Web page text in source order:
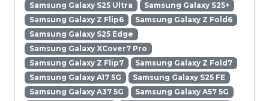
Samsung Galaxy S25 Ultra
Samsung Galaxy S25+
Samsung Galaxy Z Flip6
Samsung Galaxy Z Fold6
Samsung Galaxy S25 Edge
Samsung Galaxy XCover7 Pro
Samsung Galaxy Z Flip7
Samsung Galaxy Z Fold7
Samsung Galaxy A17 5G
Samsung Galaxy S25 FE
Samsung Galaxy A37 5G
Samsung Galaxy A57 5G